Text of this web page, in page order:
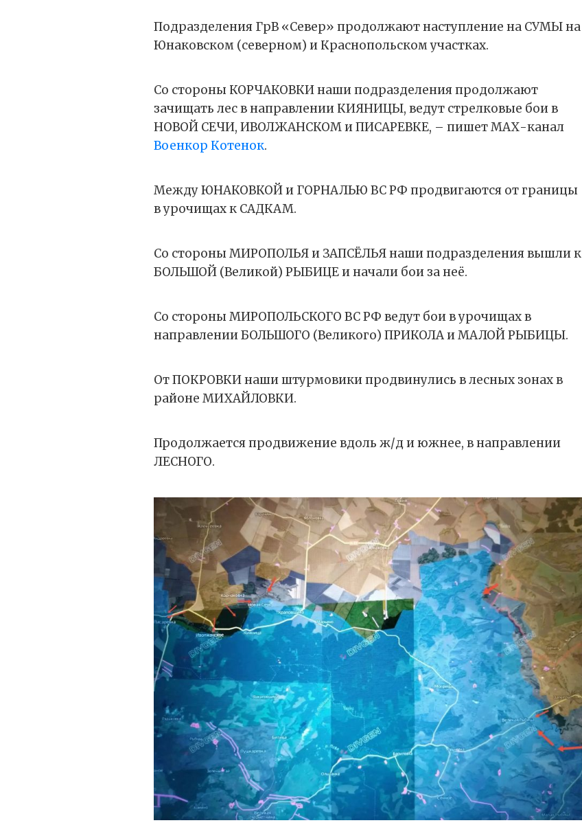
Подразделения ГрВ «Север» продолжают наступление на СУМЫ на
Юнаковском (северном) и Краснопольском участках.
Со стороны КОРЧАКОВКИ наши подразделения продолжают
зачищать лес в направлении КИЯНИЦЫ, ведут стрелковые бои в
НОВОЙ СЕЧИ, ИВОЛЖАНСКОМ и ПИСАРЕВКЕ, – пишет МАХ-канал
Военкор Котенок.
Между ЮНАКОВКОЙ и ГОРНАЛЬЮ ВС РФ продвигаются от границы
в урочищах к САДКАМ.
Со стороны МИРОПОЛЬЯ и ЗАПСЁЛЬЯ наши подразделения вышли к
БОЛЬШОЙ (Великой) РЫБИЦЕ и начали бои за неё.
Со стороны МИРОПОЛЬСКОГО ВС РФ ведут бои в урочищах в
направлении БОЛЬШОГО (Великого) ПРИКОЛА и МАЛОЙ РЫБИЦЫ.
От ПОКРОВКИ наши штурмовики продвинулись в лесных зонах в
районе МИХАЙЛОВКИ.
Продолжается продвижение вдоль ж/д и южнее, в направлении
ЛЕСНОГО.